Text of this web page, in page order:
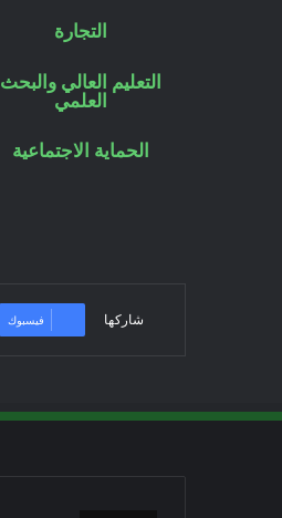
التجارة
التعليم العالي والبحث
العلمي
الحماية الاجتماعية
شاركها فيسبوك